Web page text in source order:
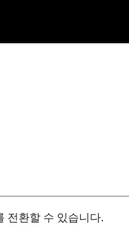
전환할 수 있습니다.